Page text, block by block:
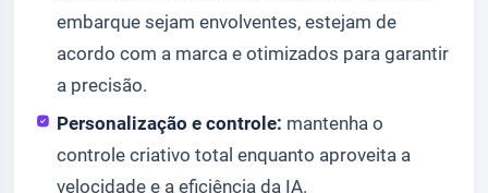
embarque sejam envolventes, estejam de
acordo com a marca e otimizados para garantir
a precisão.
Personalização e controle: mantenha o
controle criativo total enquanto aproveita a
velocidade e a eficiência da IA.